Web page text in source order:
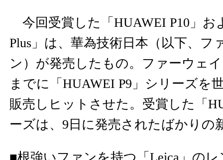
今回受賞した「HUAWEI P10」お
Plus」は、華為技術日本（以下、フ
ン）が発売したもの。ファーウェ
までに「HUAWEI P9」シリーズを
販売しヒットさせた。受賞した「
ーズは、9日に発売されたばかりの